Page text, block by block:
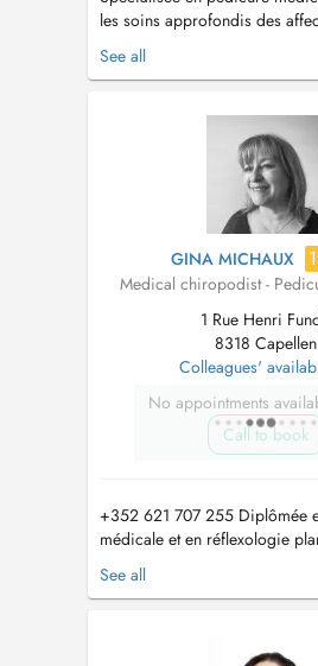
les soins approfondis des
et des ongles telles que les
cors, crevasses, mycoses,
assurant des soins courants ou
See all
GINA MICHAUX
Medical chiropodist -
1 Rue Henri
8318 Capellen
Colleagues'
No appointments
Call to book
+352 621 707 255 Diplômée
médicale et en réflexologie
mes compétences au service
global. Ancienne aide-
également différents massages
See all